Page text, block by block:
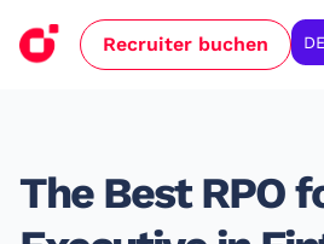
DE
Recruiter buchen
The Best RPO